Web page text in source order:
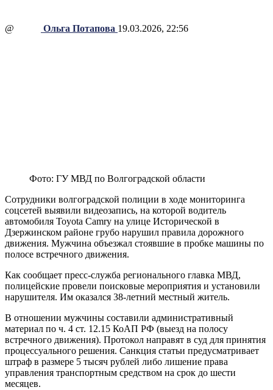
@ Ольга Потапова 19.03.2026, 22:56
Фото: ГУ МВД по Волгоградской области
Сотрудники волгоградской полиции в ходе мониторинга
соцсетей выявили видеозапись, на которой водитель
автомобиля Toyota Camry на улице Исторической в
Дзержинском районе грубо нарушил правила дорожного
движения. Мужчина объезжал стоявшие в пробке машины по
полосе встречного движения.
Как сообщает пресс-служба регионального главка МВД,
полицейские провели поисковые мероприятия и установили
нарушителя. Им оказался 38-летний местный житель.
В отношении мужчины составили административный
материал по ч. 4 ст. 12.15 КоАП РФ (выезд на полосу
встречного движения). Протокол направят в суд для принятия
процессуального решения. Санкция статьи предусматривает
штраф в размере 5 тысяч рублей либо лишение права
управления транспортным средством на срок до шести
месяцев.